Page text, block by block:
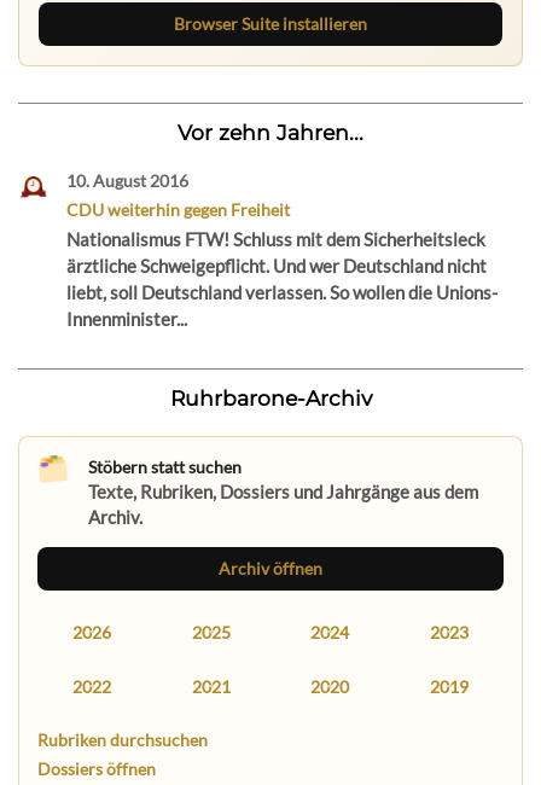
Browser Suite installieren
Vor zehn Jahren...
10. August 2016
CDU weiterhin gegen Freiheit
Nationalismus FTW! Schluss mit dem Sicherheitsleck
ärztliche Schweigepflicht. Und wer Deutschland nicht
liebt, soll Deutschland verlassen. So wollen die Unions-
Innenminister...
Ruhrbarone-Archiv
Stöbern statt suchen
Texte, Rubriken, Dossiers und Jahrgänge aus dem
Archiv.
Archiv öffnen
2026 2025 2024 2023
2022 2021 2020 2019
Rubriken durchsuchen
Dossiers öffnen